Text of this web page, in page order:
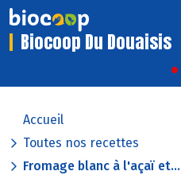
Biocoop Du Douaisis
Accueil
Toutes nos recettes
Fromage blanc à l'açaï et...